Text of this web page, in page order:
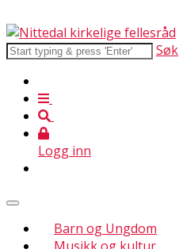
Søk
Logg inn
Barn og Ungdom